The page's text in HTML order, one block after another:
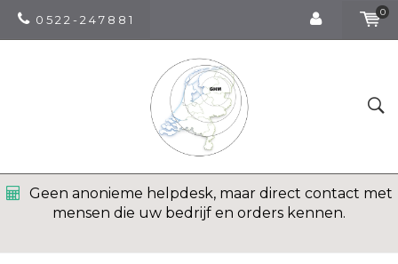
0 5 2 2 - 2 4 7 8 8 1
0
Geen anonieme helpdesk, maar direct contact met
mensen die uw bedrijf en orders kennen.